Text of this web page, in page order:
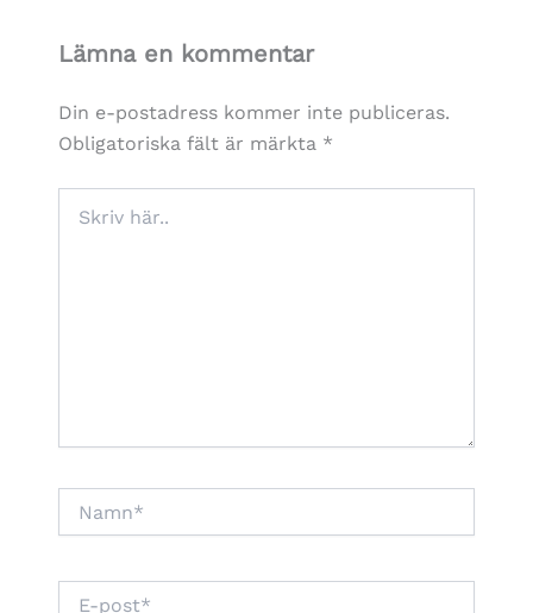
Lämna en kommentar
Din e-postadress kommer inte publiceras.
Obligatoriska fält är märkta *
här..